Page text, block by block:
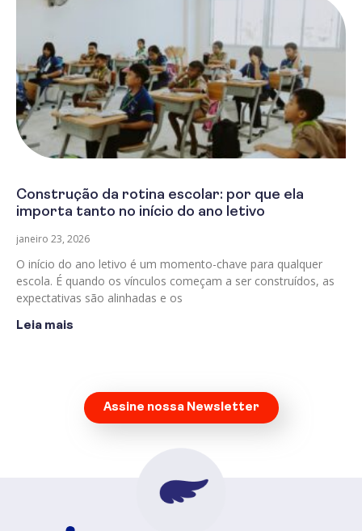
Construção da rotina escolar: por que ela
importa tanto no início do ano letivo
janeiro 23, 2026
O início do ano letivo é um momento-chave para qualquer
escola. É quando os vínculos começam a ser construídos, as
expectativas são alinhadas e os
Leia mais
Assine nossa Newsletter